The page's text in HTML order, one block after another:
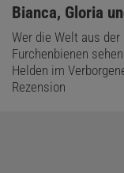
:
Bianca, Gloria
Wer die Welt aus
Furchenbienen
Helden im
Rezension